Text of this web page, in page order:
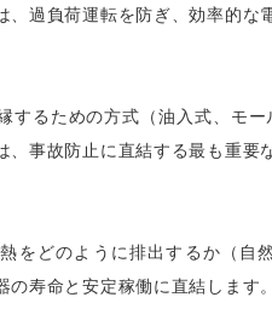
、過負荷運転を防ぎ、効率的な
するための方式（油入式、モ
、事故防止に直結する最も重要
をどのように排出するか（自
寿命と安定稼働に直結します。